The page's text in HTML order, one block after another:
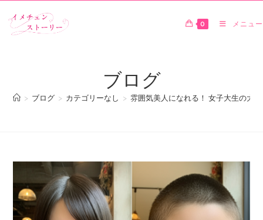
0 メニュー
ブログ
> ブログ > カテゴリーなし > 雰囲気美人になれる！ 女子大生の大